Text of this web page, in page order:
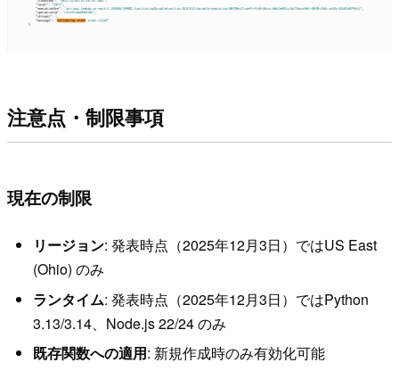
注意点・制限事項
現在の制限
リージョン: 発表時点（2025年12月3日）ではUS East
(Ohio) のみ
ランタイム: 発表時点（2025年12月3日）ではPython
3.13/3.14、Node.js 22/24 のみ
既存関数への適用: 新規作成時のみ有効化可能